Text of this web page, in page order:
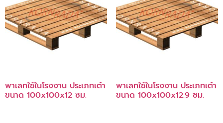
พาเลทใช้ในโรงงาน ประเภทเต๋า
ขนาด 100x100x12 ซม.
พาเลทใช้ในโรงงาน ประเภทเต๋า
ขนาด 100x100x12.9 ซม.